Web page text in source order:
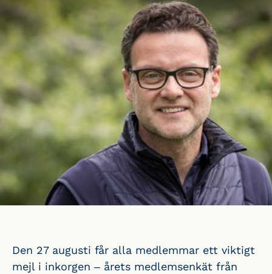
Den 27 augusti får alla medlemmar ett viktigt
mejl i inkorgen – årets medlemsenkät från